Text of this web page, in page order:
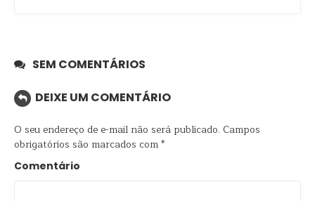
SEM COMENTÁRIOS
DEIXE UM COMENTÁRIO
O seu endereço de e-mail não será publicado. Campos
obrigatórios são marcados com*
Comentário